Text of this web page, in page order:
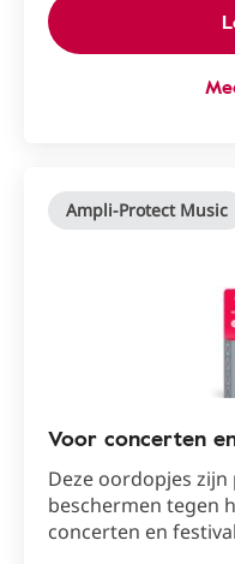
Ampli-Protect Music
Voor concerten
Deze oordopjes
beschermen tegen
concerten en